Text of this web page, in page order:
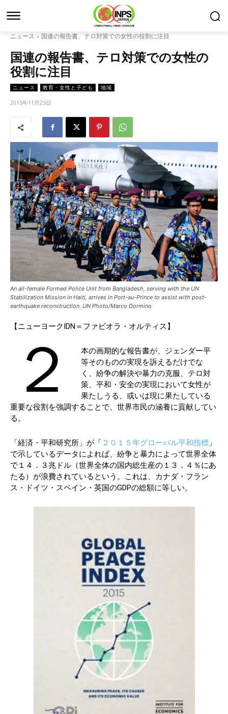
ニュース 国連の報告書、テロ対策での女性の役割に注目
国連の報告書、テロ対策での女性の
役割に注目
ニュース 教育・女性と子ども 地域
2015年11月25日
An all-female Formed Police Unit from Bangladesh, serving with the UN
Stabilization Mission in Haiti, arrives in Port-au-Prince to assist with post-
earthquake reconstruction. UN Photo/Marco Dormino
【ニューヨークIDN＝ファビオラ・オルティス】
２
本の画期的な報告書が、ジェンダー平
等そのものの実現を訴えるだけでな
く、紛争の解決や暴力の克服、テロ対
策、平和・安全の実現において女性が
果たしうる、或いは現に果たしている
重要な役割を強調することで、世界市民の涵養に貢献してい
る。
「経済・平和研究所」が「 ２０１５年グローバル平和指標 」
で示しているデータによれば、紛争と暴力によって世界全体
で１４．３兆ドル（世界全体の国内総生産の１３．４％にあ
たる）が浪費されているという。これは、カナダ・フラン
ス・ドイツ・スペイン・英国のGDPの総額に等しい。